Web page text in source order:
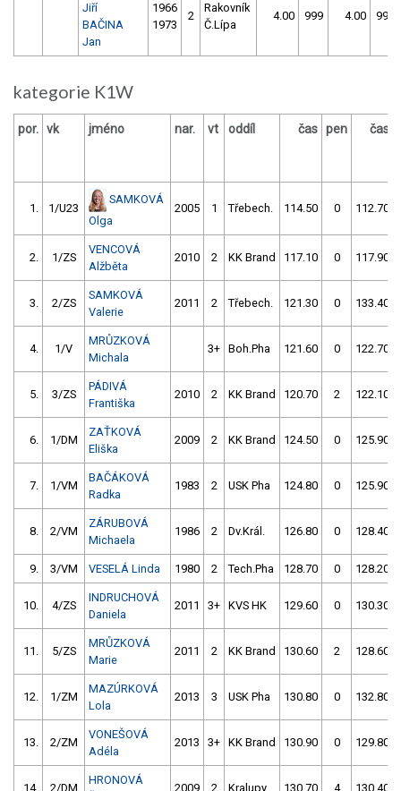
Jiří
BAČINA
Jan
1966
1973
2
Rakovník
Č.Lípa
4.00 999 4.00 999
kategorie K1W
por. vk jméno nar. vt oddíl čas pen čas
1. 1/U23
SAMKOVÁ
Olga
2005 1 Třebech. 114.50 0 112.70
2. 1/ZS
VENCOVÁ
Alžběta
2010 2 KK Brand 117.10 0 117.90
3. 2/ZS
SAMKOVÁ
Valerie
2011 2 Třebech. 121.30 0 133.40
4. 1/V
MRŮZKOVÁ
Michala
3+ Boh.Pha 121.60 0 122.70
5. 3/ZS
PÁDIVÁ
Františka
2010 2 KK Brand 120.70 2 122.10
6. 1/DM
ZAŤKOVÁ
Eliška
2009 2 KK Brand 124.50 0 125.90
7. 1/VM
BAČÁKOVÁ
Radka
1983 2 USK Pha 124.80 0 125.90
8. 2/VM
ZÁRUBOVÁ
Michaela
1986 2 Dv.Král. 126.80 0 128.40
9. 3/VM VESELÁ Linda 1980 2 Tech.Pha 128.70 0 128.20
10. 4/ZS
INDRUCHOVÁ
Daniela
2011 3+ KVS HK 129.60 0 130.30
11. 5/ZS
MRŮZKOVÁ
Marie
2011 2 KK Brand 130.60 2 128.60
12. 1/ZM
MAZÚRKOVÁ
Lola
2013 3 USK Pha 130.80 0 132.80
13. 2/ZM
VONEŠOVÁ
Adéla
2013 3+ KK Brand 130.90 0 129.80
14. 2/DM
HRONOVÁ
2009 2 Kralupy 130.70 4 130.40